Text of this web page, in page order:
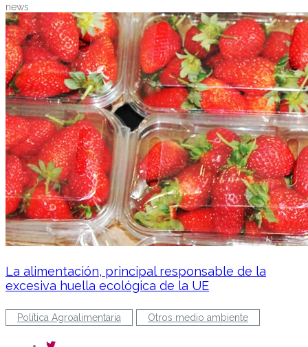
news
La alimentación, principal responsable de la
excesiva huella ecológica de la UE
Política Agroalimentaria Otros medio ambiente